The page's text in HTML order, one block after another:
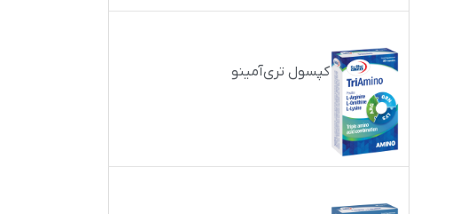
کپسول تری‌آمینو